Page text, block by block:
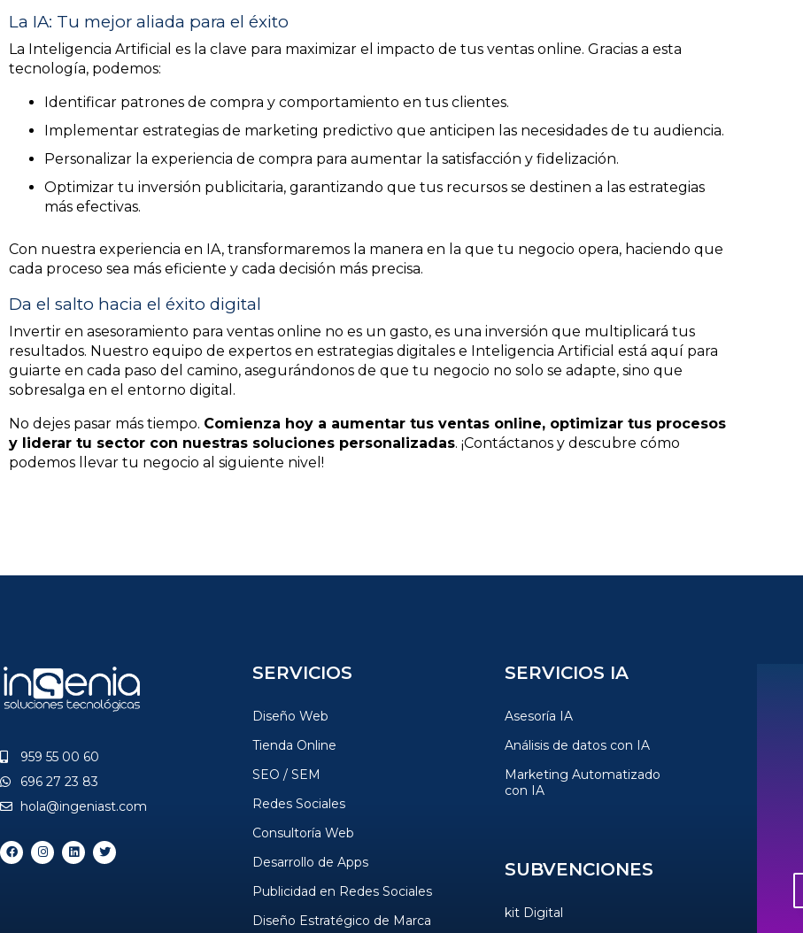
La IA: Tu mejor aliada para el éxito
La Inteligencia Artificial es la clave para maximizar el impacto de tus ventas online. Gracias a esta
tecnología, podemos:
Identificar patrones de compra y comportamiento en tus clientes.
Implementar estrategias de marketing predictivo que anticipen las necesidades de tu audiencia.
Personalizar la experiencia de compra para aumentar la satisfacción y fidelización.
Optimizar tu inversión publicitaria, garantizando que tus recursos se destinen a las estrategias
más efectivas.
Con nuestra experiencia en IA, transformaremos la manera en la que tu negocio opera, haciendo que
cada proceso sea más eficiente y cada decisión más precisa.
Da el salto hacia el éxito digital
Invertir en asesoramiento para ventas online no es un gasto, es una inversión que multiplicará tus
resultados. Nuestro equipo de expertos en estrategias digitales e Inteligencia Artificial está aquí para
guiarte en cada paso del camino, asegurándonos de que tu negocio no solo se adapte, sino que
sobresalga en el entorno digital.
No dejes pasar más tiempo. Comienza hoy a aumentar tus ventas online, optimizar tus procesos
y liderar tu sector con nuestras soluciones personalizadas. ¡Contáctanos y descubre cómo
podemos llevar tu negocio al siguiente nivel!
959 55 00 60
696 27 23 83
hola@ingeniast.com
SERVICIOS
Diseño Web
Tienda Online
SEO / SEM
Redes Sociales
Consultoría Web
Desarrollo de Apps
Publicidad en Redes Sociales
Diseño Estratégico de Marca
SERVICIOS IA
Asesoría IA
Análisis de datos con IA
Marketing Automatizado
con IA
SUBVENCIONES
kit Digital